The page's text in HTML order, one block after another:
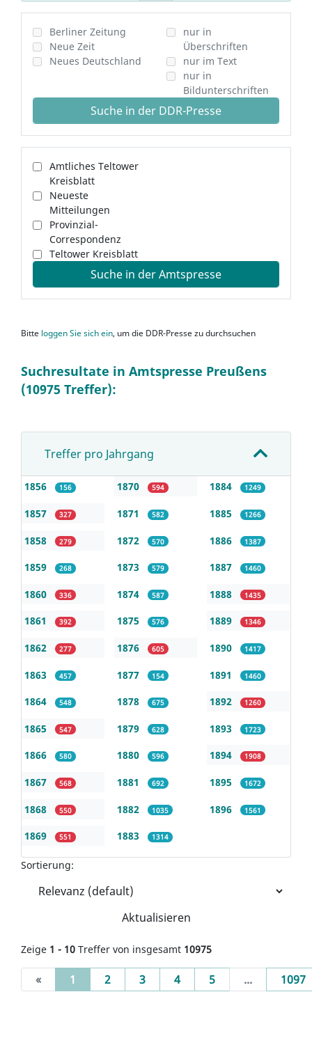
Berliner Zeitung
Neue Zeit
Neues Deutschland
nur in
Überschriften
nur im Text
nur in
Bildunterschriften
Suche in der DDR-Presse
Amtliches Teltower
Kreisblatt
Neueste
Mitteilungen
Provinzial-
Correspondenz
Teltower Kreisblatt
Suche in der Amtspresse
Bitte loggen Sie sich ein, um die DDR-Presse zu durchsuchen
Suchresultate in Amtspresse Preußens
(10975 Treffer):
Treffer pro Jahrgang
1856 156
1857 327
1858 279
1859 268
1860 336
1861 392
1862 277
1863 457
1864 548
1865 547
1866 580
1867 568
1868 550
1869 551
1870 594
1871 582
1872 570
1873 579
1874 587
1875 576
1876 605
1877 154
1878 675
1879 628
1880 596
1881 692
1882 1035
1883 1314
1884 1249
1885 1266
1886 1387
1887 1460
1888 1435
1889 1346
1890 1417
1891 1460
1892 1260
1893 1723
1894 1908
1895 1672
1896 1561
Sortierung:
Aktualisieren
Zeige 1 - 10 Treffer von insgesamt 10975
« 1 (current)
2 3 4 5 ... 1097